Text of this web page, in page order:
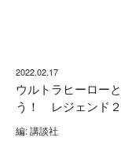
2022.02.17
ウルトラヒーロー
う！ レジェンド
編: 講談社